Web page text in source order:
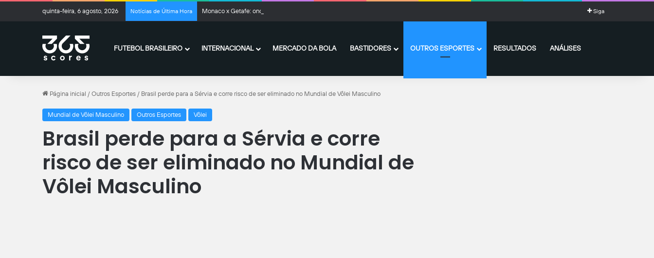
quinta-feira, 6 agosto, 2026 Notícias de Última Hora Monaco x Getafe: onde assistir ao vivo, horário e prováveis escalações Siga
FUTEBOL BRASILEIRO INTERNACIONAL MERCADO DA BOLA BASTIDORES OUTROS ESPORTES RESULTADOS ANÁLISES
Página inicial / Outros Esportes / Brasil perde para a Sérvia e corre risco de ser eliminado no Mundial de Vôlei Masculino
Mundial de Vôlei Masculino Outros Esportes Vôlei
Brasil perde para a Sérvia e corre
risco de ser eliminado no Mundial de
Vôlei Masculino